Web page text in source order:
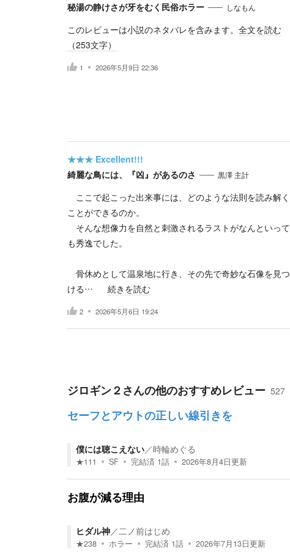
秘湯の静けさが牙をむく民俗ホラー
しなもん
このレビューは小説のネタバレを含みます。 全文を読む
（253文字）
1 2026年5月9日 22:36
★★★ Excellent!!!
綺麗な鳥には、『凶』があるのさ
黒澤 主計
ここで起こった出来事には、どのような法則を読み解く
ことができるのか。
そんな想像力を自然と刺激されるラストがなんといって
も秀逸でした。
骨休めとして温泉地に行き、その先で奇妙な石像を見つ
ける…
続きを読む
2 2026年5月6日 19:24
ジロギン２さんの他のおすすめレビュー 527
セーフとアウトの正しい線引きを
僕には聴こえない／時輪めぐる
★111 SF 完結済 1話 2026年8月4日更新
お腹が減る理由
ヒダル神／二ノ前はじめ
★238 ホラー 完結済 1話 2026年7月13日更新